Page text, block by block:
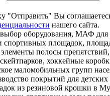
"Отправить" Вы
нашего сайта.
оборудования, МАФ
спортивных площадок,
полосы препятствий,
хоккейные
маломобильных групп
покрытий для детских
из резиновой крошки в